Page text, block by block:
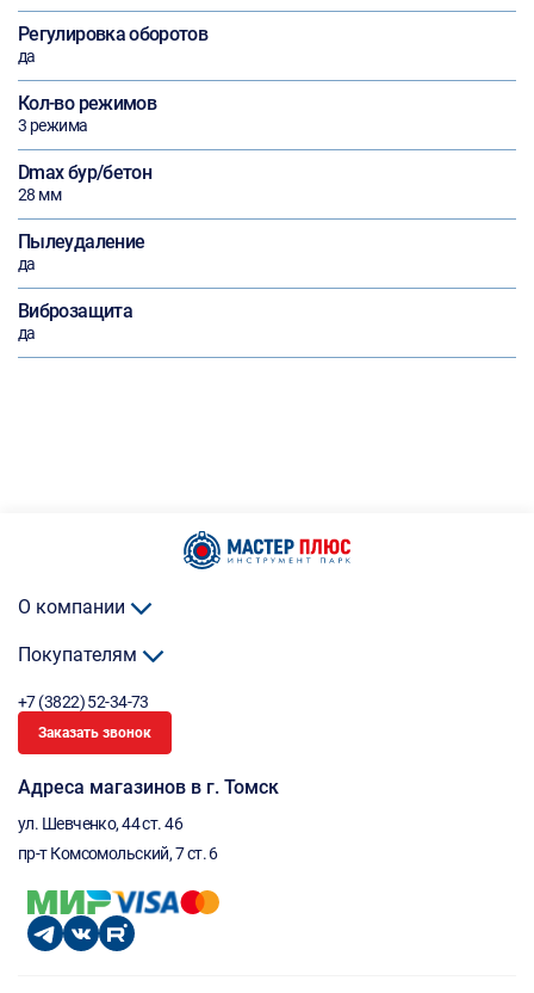
Регулировка оборотов
да
Кол-во режимов
3 режима
Dmax бур/бетон
28 мм
Пылеудаление
да
Виброзащита
да
О компании
Покупателям
+7 (3822) 52-34-73
Заказать звонок
Адреса магазинов в г. Томск
ул. Шевченко, 44 ст. 46
пр-т Комсомольский, 7 ст. 6